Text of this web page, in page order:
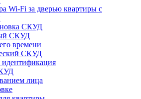
Wi-Fi за дверью квартиры с
СКУД
СКУД
времени
СКУД
лица